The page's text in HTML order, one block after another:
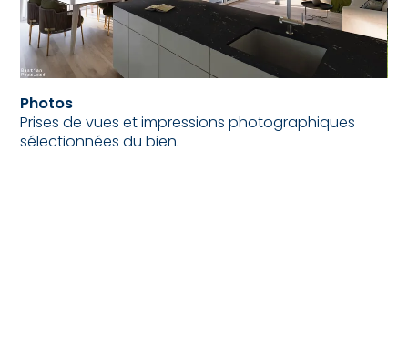
Photos
Prises de vues et impressions photographiques
sélectionnées du bien.